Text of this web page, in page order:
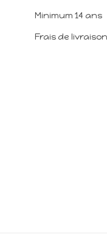
Minimum 14 ans
Frais de